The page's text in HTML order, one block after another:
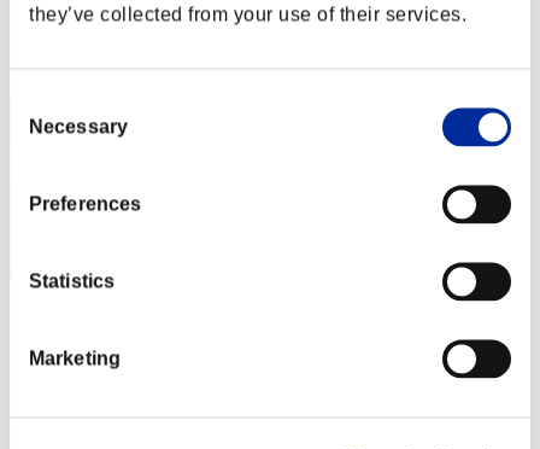
they’ve collected from your use of their services.
Selection
Necessary
Preferences
Statistics
Marketing
Punteggio: -
42
Punteggio:Lv:100/03'16"51
43